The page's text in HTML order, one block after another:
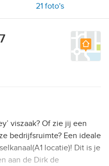
21 foto's
viszaak? Of zie jij een
bedrijfsruimte? Een ideale
locatie)! Dit is je
aan de Dirk de